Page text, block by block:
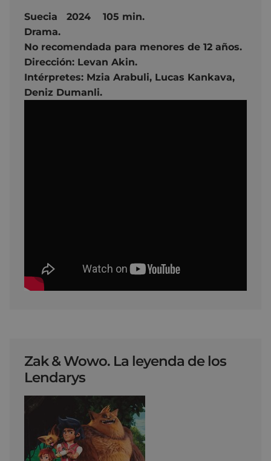
Suecia 2024 105 min.
Drama.
No recomendada para menores de 12 años.
Dirección: Levan Akin.
Intérpretes: Mzia Arabuli, Lucas Kankava,
Deniz Dumanli.
Zak & Wowo. La leyenda de los
Lendarys